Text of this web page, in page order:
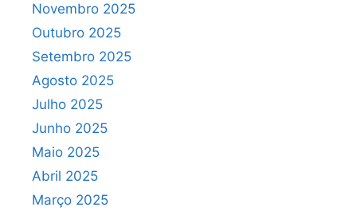
Novembro 2025
Outubro 2025
Setembro 2025
Agosto 2025
Julho 2025
Junho 2025
Maio 2025
Abril 2025
Março 2025